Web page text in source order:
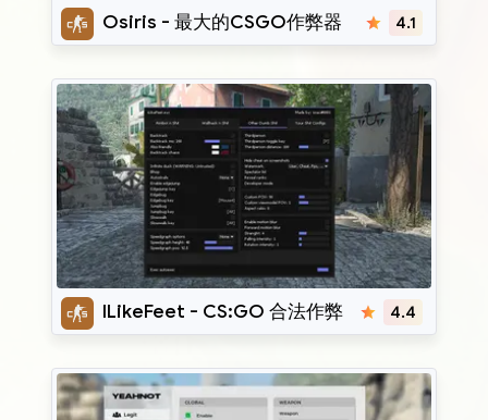
Osiris - 最大的CSGO作弊器 4.1
ILikeFeet - CS:GO 合法作弊 4.4